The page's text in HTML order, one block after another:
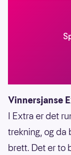
Vinnersjanse
I Extra er det
trekning, og da
brett. Det er to